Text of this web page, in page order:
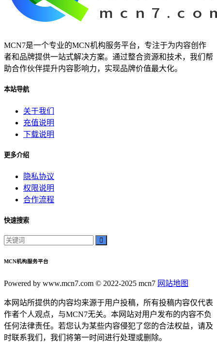
MCN7是一个专业的MCN机构服务平台，专注于为内容创作
者和品牌提供一站式解决方案。通过整合资源和技术，我们帮
助合作伙伴提升内容影响力，实现品牌价值最大化。
本站导航
关于我们
充值说明
下载说明
更多介绍
隐私协议
权限说明
合作流程
快速搜索
MCN机构服务平台
Powered by www.mcn7.com © 2022-2025 mcn7 网站地图
本网站所提供的内容均来源于用户投稿，所有投稿内容仅代表
作者个人观点，与MCN7无关。本网站对用户发布的内容不负
任何法律责任。若您认为某些内容侵犯了您的合法权益，请及
时联系我们，我们将第一时间进行处理或删除。